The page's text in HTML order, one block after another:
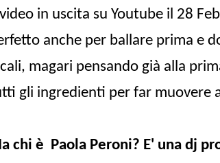
in uscita su Youtube il 28
anche per ballare prima e
magari pensando già alla
gli ingredienti per far muovere
chi è Paola Peroni? E' una dj